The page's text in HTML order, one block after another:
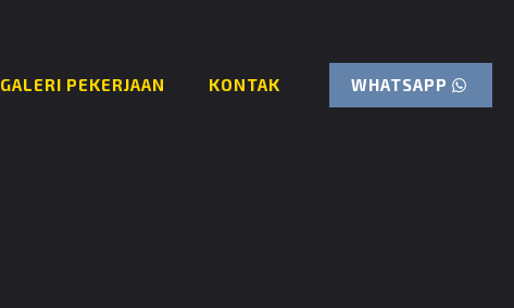
GALERI PEKERJAAN KONTAK WHATSAPP